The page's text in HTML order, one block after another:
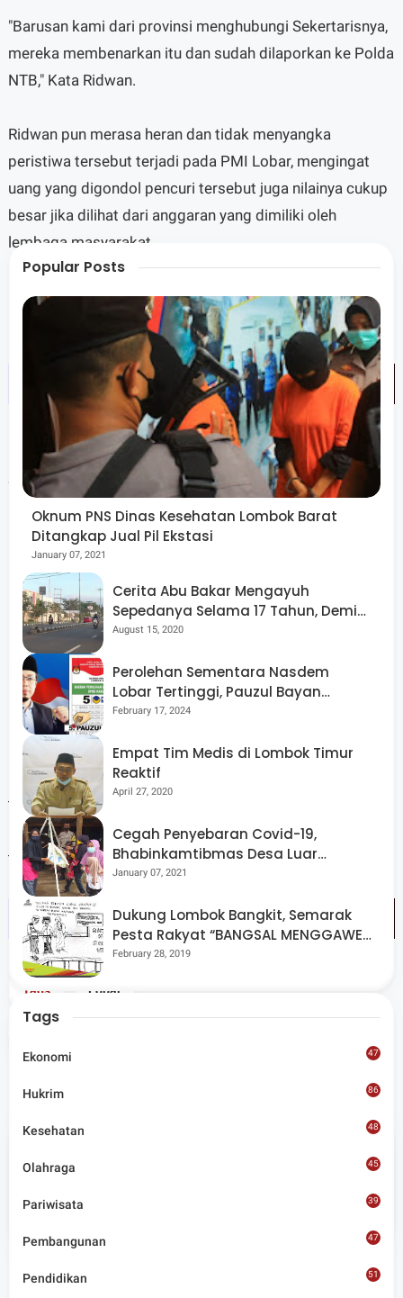
"Barusan kami dari provinsi menghubungi Sekertarisnya,
mereka membenarkan itu dan sudah dilaporkan ke Polda
NTB," Kata Ridwan.
Ridwan pun merasa heran dan tidak menyangka
peristiwa tersebut terjadi pada PMI Lobar, mengingat
uang yang digondol pencuri tersebut juga nilainya cukup
besar jika dilihat dari anggaran yang dimiliki oleh
lembaga masyarakat.
"Kok aneh ya, tapi kita serahkan saja lah ke pihak
kepolisian," tuturnya.
Selain merasa heran, pihaknya juga prihatin akan
musibah yang di alami oleh PMI Lobar. "Tentunya
memprihatinkan karena Ini kan lembaga publik, lembaga
milik masyarakat," sambungnya.
Meski belum mengetahui percis kronologi kejadian
Raibnya uang tersebut, pihaknya dari PMI NTB meminta
agar peristiwa ini bisa menjadi bahan evaluasi dan
berharap supaya kasus ini segera di tangani oleh pihak
kepolisian.
"Itu kan sudah di laporkan oleh ketua PMI Lobar, jadi kita
tunggu sajalah hasil pemeriksaannya, semoga saja pihak
kepolisian segera menyelidiki kasus ini secara terbuka,"
tutupnya. (Yong)
Tags Lobar
Situs berita terpercaya yang mengunggulkan nilai
merangkum ragam peristiwa pendidikan, sosial,
Popular Posts
Oknum PNS Dinas Kesehatan Lombok Barat
Ditangkap Jual Pil Ekstasi
January 07, 2021
Cerita Abu Bakar Mengayuh
Sepedanya Selama 17 Tahun, Demi
Menggelorakan Kemerdekaan
August 15, 2020
Perolehan Sementara Nasdem
Lobar Tertinggi, Pauzul Bayan
Berpeluang “Rebut” Kursi Dapil 3
February 17, 2024
Empat Tim Medis di Lombok Timur
Reaktif
April 27, 2020
Cegah Penyebaran Covid-19,
Bhabinkamtibmas Desa Luar
Pantau Kegiatan Posyandu
January 07, 2021
Dukung Lombok Bangkit, Semarak
Pesta Rakyat “BANGSAL MENGGAWE”
Kembali Digelar Para Seniman Di
February 28, 2019
Tags
Ekonomi 47
Hukrim 86
Kesehatan 48
Olahraga 45
Pariwisata 39
Pembangunan 47
Pendidikan 51